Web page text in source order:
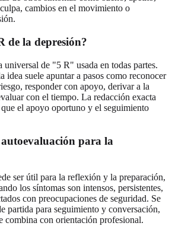
cambios en el movimiento o
de la depresión?
universal de "5 R" usada en todas partes.
idea suele apuntar a pasos como reconocer
responder con apoyo, derivar a la
con el tiempo. La redacción exacta
el apoyo oportuno y el seguimiento
para la
ser útil para la reflexión y la preparación,
los síntomas son intensos, persistentes,
con preocupaciones de seguridad. Se
partida para seguimiento y conversación,
combina con orientación profesional.